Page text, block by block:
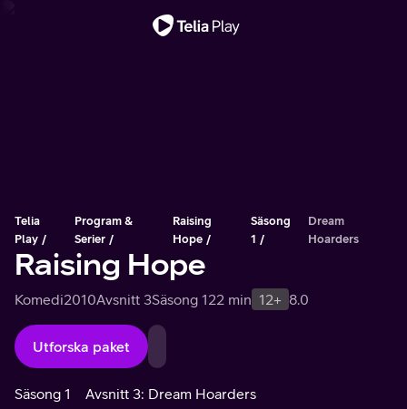
Telia
Play
Program &
Serier
Raising
Hope
Säsong
1
Dream
Hoarders
Raising Hope
Komedi2010Avsnitt 3Säsong 122 min 12+ 8.0
Utforska paket
Säsong 1 Avsnitt 3: Dream Hoarders